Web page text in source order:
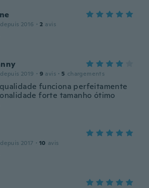
2016 · 2 avis
2019 · 9 avis · 5 chargements
funciona perfeitamente
forte tamanho ótimo
2017 · 10 avis